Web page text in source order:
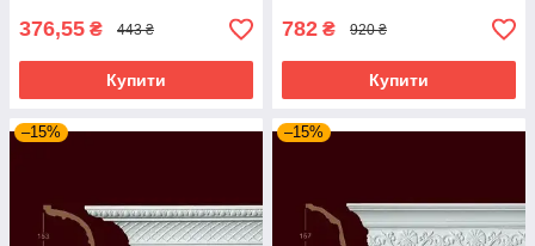
376,55 ₴ 443 ₴
Купити
782 ₴ 920 ₴
Купити
–15% –15%